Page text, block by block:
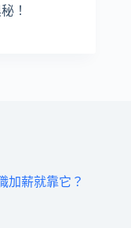
！
加薪就靠它？